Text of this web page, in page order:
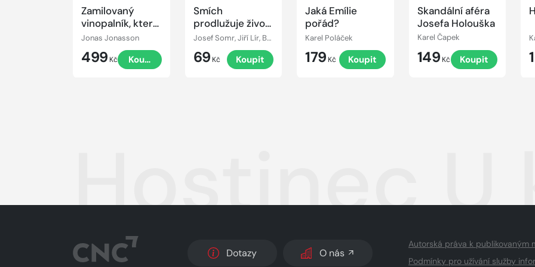
Zamilovaný
vinopalník, který
uměl kydat hnůj
Jonas Jonasson
499 Kč Koupit
Smích
prodlužuje život!
11
Josef Somr, Jiří Lír, Barbora Hrzánová, Jiří Grossmann, Václav Postránecký, Miroslav Moravec, Jiří Štuchal, Josef Velda, Miloslav Šimek, František Nepil
69 Kč Koupit
Jaká Emílie
pořád?
Karel Poláček
179 Kč Koupit
Skandální aféra
Josefa Holouška
Karel Čapek
149 Kč Koupit
Hostinec U
Dotazy O nás
Autorská práva k publikovaným
Podmínky pro užívání služby